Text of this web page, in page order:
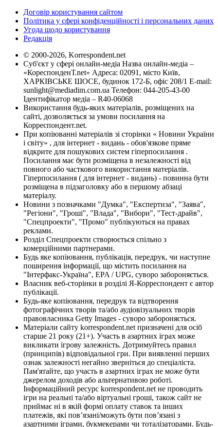
Договір користування сайтом
Політика у сфері конфіденційності і персональних даних
Угода щодо користування
Редакція
© 2000-2026, Korrespondent.net
Суб'єкт у сфері онлайн-медіа Назва онлайн-медіа –
«КореспонденТ.net» Адреса: 02091, місто Київ,
ХАРКІВСЬКЕ ШОСЕ, будинок 172-Б, офіс 208/1 E-mail:
sunlight@mediadim.com.ua Телефон: 044-205-43-00
Ідентифікатор медіа – R40-06068
Використання будь-яких матеріалів, розміщених на
сайті, дозволяється за умови посилання на
Корреспондент.net.
При копіюванні матеріалів зі сторінки « Новини України
і світу» , для інтернет - видань - обов'язкове пряме
відкрите для пошукових систем гіперпосилання .
Посилання має бути розміщена в незалежності від
повного або часткового використання матеріалів.
Гіперпосилання ( для інтернет - видань) - повинна бути
розміщена в підзаголовку або в першому абзаці
матеріалу.
Новини з позначками "Думка", "Експертиза", "Заява",
"Регіони", "Гроші", "Влада", "Вибори", "Тест-драйв",
"Спецпроекти", "Промо" публікуються на правах
реклами.
Розділ Спецпроекти створюється спільно з
комерційними партнерами.
Будь яке копіювання, публікація, передрук, чи наступне
поширення інформації, що містить посилання на
"Інтерфакс-Україна", EPA / UPG, суворо забороняється.
Власник веб-сторінки в розділі Я-Корреспондент є автор
публікації.
Будь-яке копіювання, передрук та відтворення
фотографічних творів та/або аудіовізуальних творів
правовласника Getty Images - суворо забороняється.
Матеріали сайту korrespondent.net призначені для осіб
старше 21 року (21+). Участь в азартних іграх може
викликати ігрову залежність. Дотримуйтесь правил
(принципів) відповідальної гри. При виявленні перших
ознак залежності негайно зверніться до спеціаліста.
Пам'ятайте, що участь в азартних іграх не може бути
джерелом доходів або альтернативою роботі.
Інформаційний ресурс korrespondent.net не проводить
ігри на реальні та/або віртуальні гроші, також сайт не
приймає ні в якій формі оплату ставок та інших
платежів, які пов’язані/можуть бути пов’язані з
азартними іграми, букмекерами чи тоталізаторами. Будь-